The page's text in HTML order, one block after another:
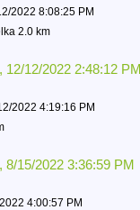
2022 8:08:25 PM
2.0 km
12/2022 2:48:12 PM
2022 4:19:16 PM
15/2022 3:36:59 PM
4:00:57 PM